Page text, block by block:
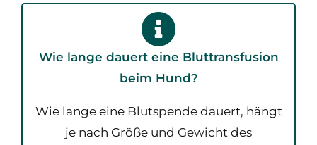
Wie lange dauert eine Bluttransfusion
beim Hund?
Wie lange eine Blutspende dauert, hängt
je nach Größe und Gewicht des